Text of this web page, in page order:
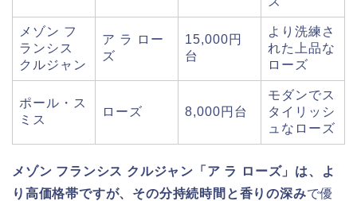
メゾン フ
ランシス
クルジャン
ア ラ ロー
ズ
15,000円
台
より洗練さ
れた上品な
ローズ
ポール・ス
ミス
ローズ 8,000円台
モダンでス
タイリッシ
ュなローズ
メゾン フランシス クルジャン「ア ラ ローズ」は、よ
り高価格帯ですが、その分持続時間と香りの深みで優